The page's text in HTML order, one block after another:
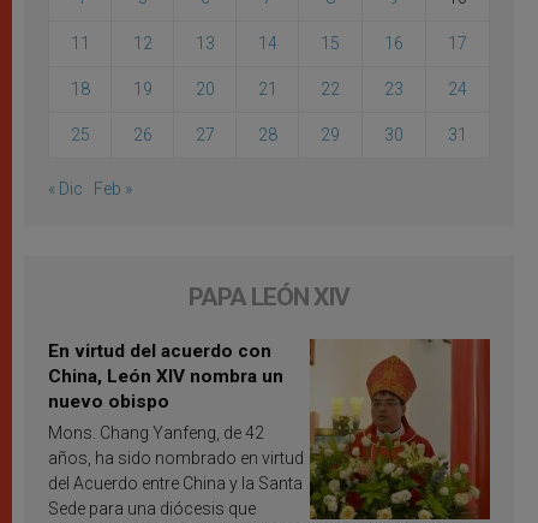
11 12 13 14 15 16 17
18 19 20 21 22 23 24
25 26 27 28 29 30 31
« Dic Feb »
PAPA LEÓN XIV
En virtud del acuerdo con
China, León XIV nombra un
nuevo obispo
Mons. Chang Yanfeng, de 42
años, ha sido nombrado en virtud
del Acuerdo entre China y la Santa
Sede para una diócesis que